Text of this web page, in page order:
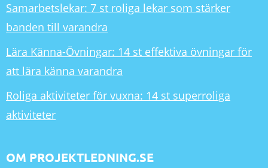
Samarbetslekar: 7 st roliga lekar som stärker
banden till varandra
Lära Känna-Övningar: 14 st effektiva övningar för
att lära känna varandra
Roliga aktiviteter för vuxna: 14 st superroliga
aktiviteter
OM PROJEKTLEDNING.SE